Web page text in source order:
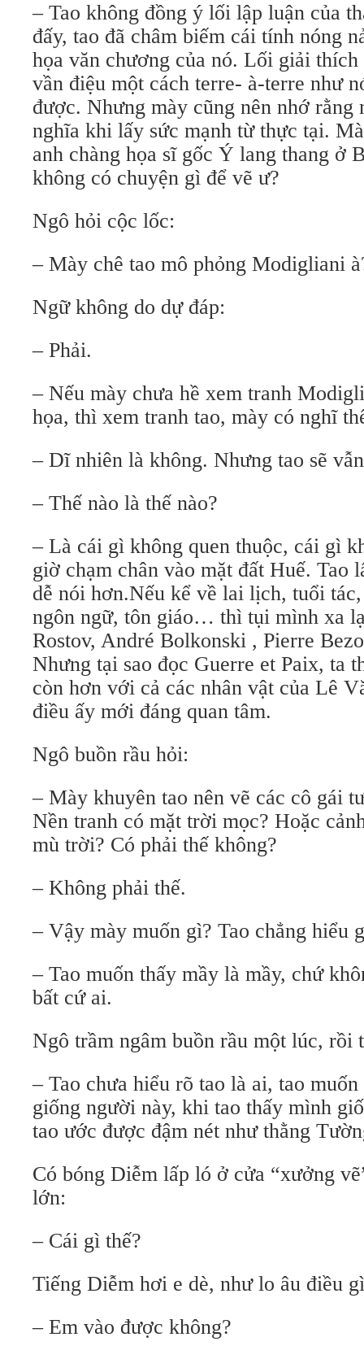
– Tao không đồng ý lối lập luận của
đấy, tao đã châm biếm cái tính nóng
họa văn chương của nó. Lối giải thích
vần điệu một cách terre- à-terre như
được. Nhưng mày cũng nên nhớ rằng
nghĩa khi lấy sức mạnh từ thực tại.
anh chàng họa sĩ gốc Ý lang thang ở
không có chuyện gì để vẽ ư?
Ngô hỏi cộc lốc:
– Mày chê tao mô phỏng Modigliani
Ngữ không do dự đáp:
– Phải.
– Nếu mày chưa hề xem tranh
họa, thì xem tranh tao, mày có nghĩ
– Dĩ nhiên là không. Nhưng tao sẽ
– Thế nào là thế nào?
– Là cái gì không quen thuộc, cái gì
giờ chạm chân vào mặt đất Huế. Tao
dễ nói hơn.Nếu kể về lai lịch, tuổi
ngôn ngữ, tôn giáo… thì tụi mình xa
Rostov, André Bolkonski , Pierre
Nhưng tại sao đọc Guerre et Paix, ta
còn hơn với cả các nhân vật của Lê
điều ấy mới đáng quan tâm.
Ngô buồn rầu hỏi:
– Mày khuyên tao nên vẽ các cô gái
Nền tranh có mặt trời mọc? Hoặc
mù trời? Có phải thế không?
– Không phải thế.
– Vậy mày muốn gì? Tao chẳng hiểu
– Tao muốn thấy mầy là mầy, chứ
bất cứ ai.
Ngô trầm ngâm buồn rầu một lúc, rồi
– Tao chưa hiểu rõ tao là ai, tao
giống người này, khi tao thấy mình
tao ước được đậm nét như thằng
Có bóng Diễm lấp ló ở cửa “xưởng
lớn:
– Cái gì thế?
Tiếng Diễm hơi e dè, như lo âu điều
– Em vào được không?